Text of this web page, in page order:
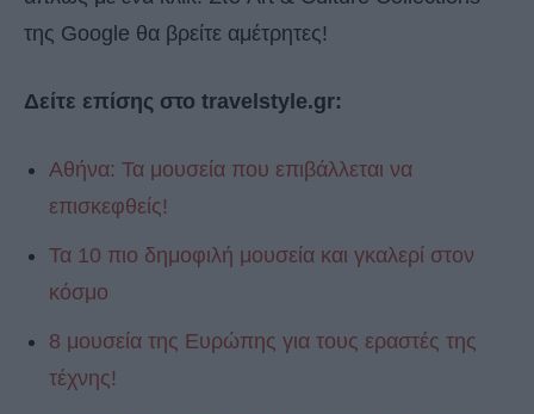
της Google θα βρείτε αμέτρητες!
Δείτε επίσης στο travelstyle.gr:
Αθήνα: Τα μουσεία που επιβάλλεται να
επισκεφθείς!
Τα 10 πιο δημοφιλή μουσεία και γκαλερί στον
κόσμο
8 μουσεία της Ευρώπης για τους εραστές της
τέχνης!